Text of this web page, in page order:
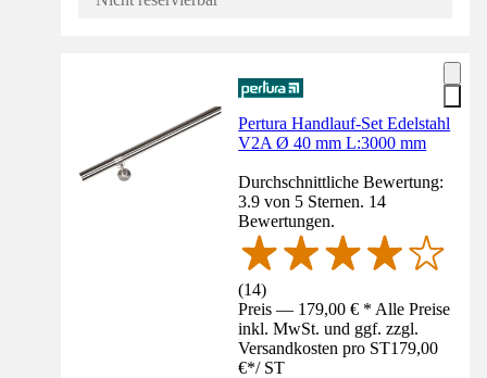
Pertura Handlauf-Set Edelstahl
V2A Ø 40 mm L:3000 mm
Durchschnittliche Bewertung:
3.9 von 5 Sternen. 14
Bewertungen.
(14)
Preis — 179,00 € * Alle Preise
inkl. MwSt. und ggf. zzgl.
Versandkosten pro ST179,00
€*/ ST